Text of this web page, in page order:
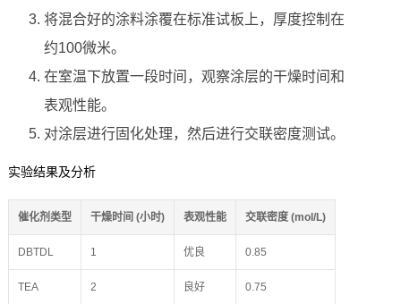
将混合好的涂料涂覆在标准试板上，厚度控制在
约100微米。
在室温下放置一段时间，观察涂层的干燥时间和
表观性能。
对涂层进行固化处理，然后进行交联密度测试。
实验结果及分析
催化剂类型 干燥时间 (小时) 表观性能 交联密度 (mol/L)
DBTDL 1 优良 0.85
TEA 2 良好 0.75